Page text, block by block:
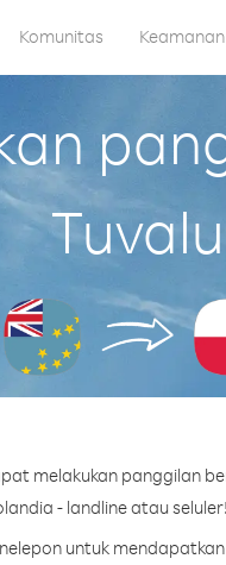
Komunitas Keamanan
Tuvalu
melakukan panggilan
- landline atau
untuk